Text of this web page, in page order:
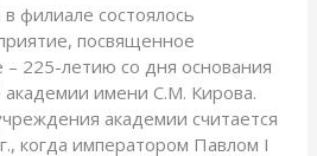
филиале состоялось
посвященное
225-летию со дня основания
имени С.М. Кирова.
академии считается
когда императором Павлом I